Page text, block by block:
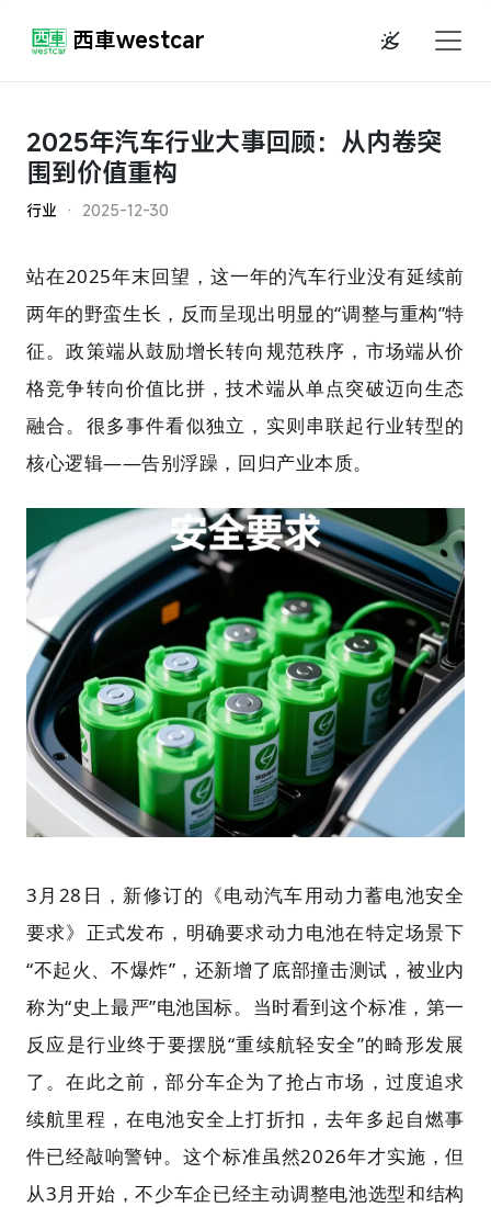
西車westcar
2025年汽车行业大事回顾：从内卷突
围到价值重构
行业 · 2025-12-30
站在2025年末回望，这一年的汽车行业没有延续前
两年的野蛮生长，反而呈现出明显的“调整与重构”特
征。政策端从鼓励增长转向规范秩序，市场端从价
格竞争转向价值比拼，技术端从单点突破迈向生态
融合。很多事件看似独立，实则串联起行业转型的
核心逻辑——告别浮躁，回归产业本质。
3月28日，新修订的《电动汽车用动力蓄电池安全
要求》正式发布，明确要求动力电池在特定场景下
“不起火、不爆炸”，还新增了底部撞击测试，被业内
称为“史上最严”电池国标。当时看到这个标准，第一
反应是行业终于要摆脱“重续航轻安全”的畸形发展
了。在此之前，部分车企为了抢占市场，过度追求
续航里程，在电池安全上打折扣，去年多起自燃事
件已经敲响警钟。这个标准虽然2026年才实施，但
从3月开始，不少车企已经主动调整电池选型和结构